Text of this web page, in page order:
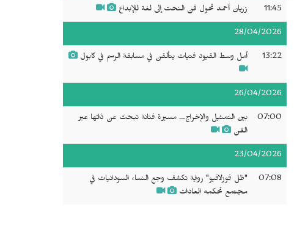
11:45 زريان أحمد تحول فن النحت إلى لغة للإبداع
28/04/2026
13:22 أمل وسط القيود فتيات يتألقن في مسابقة الرسم في كابول
26/04/2026
07:00
بين التمثيل والإخراج… مسيرة فنانة تبحث عن ذاتها عبر
الفن
23/04/2026
07:08
"ظل فوزلافيو" رواية تكشف وجع النساء السودانيات في
مجتمع تحكمه العادات